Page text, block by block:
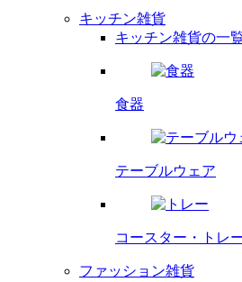
キッチン雑貨
キッチン雑貨の一
食器
テーブルウェア
コースター・ トレ
ファッション雑貨